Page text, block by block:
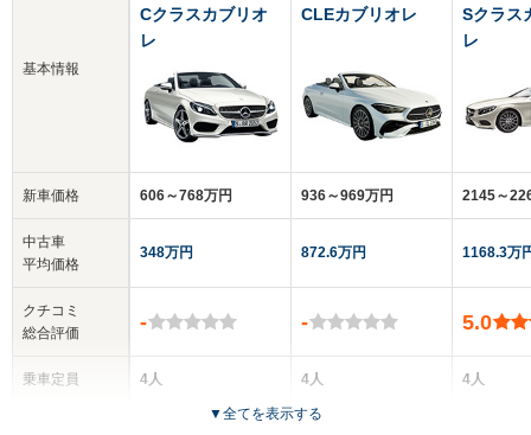
基本情報
新車価格
中古車
平均価格
クチコミ
総合評価
乗車定員
Cクラスカブリオ
レ
606～768万円
348万円
-
4人
CLEカブリオレ
936～969万円
872.6万円
-
4人
2ドア
Sクラス
レ
2145～
1168.3万
5.0
4人
▼全てを表示する